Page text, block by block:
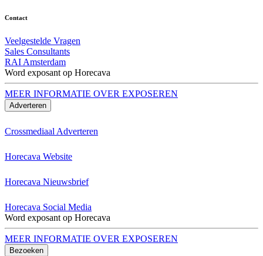
Contact
Veelgestelde Vragen
Sales Consultants
RAI Amsterdam
Word exposant op Horecava
MEER INFORMATIE OVER EXPOSEREN
Adverteren
Crossmediaal Adverteren
Horecava Website
Horecava Nieuwsbrief
Horecava Social Media
Word exposant op Horecava
MEER INFORMATIE OVER EXPOSEREN
Bezoeken